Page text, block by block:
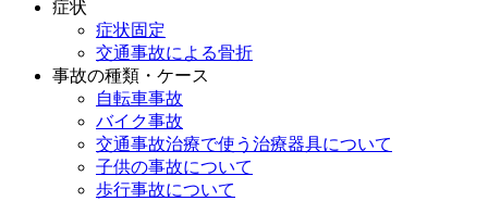
症状
症状固定
交通事故による骨折
事故の種類・ケース
自転車事故
バイク事故
交通事故治療で使う治療器具について
子供の事故について
歩行事故について